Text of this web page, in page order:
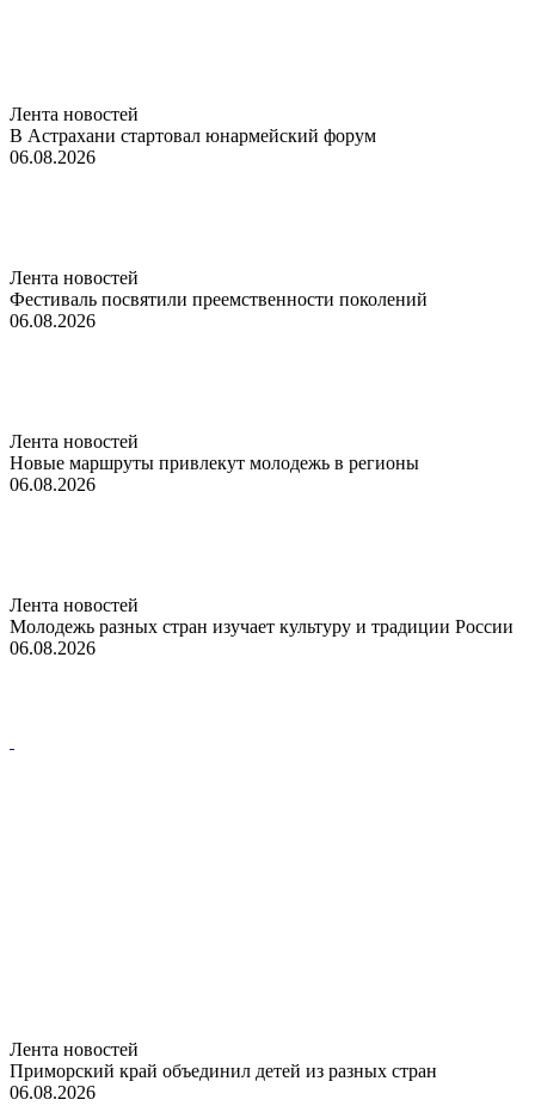
Лента новостей
В Астрахани стартовал юнармейский форум
06.08.2026
Лента новостей
Фестиваль посвятили преемственности поколений
06.08.2026
Лента новостей
Новые маршруты привлекут молодежь в регионы
06.08.2026
Лента новостей
Молодежь разных стран изучает культуру и традиции России
06.08.2026
Лента новостей
Приморский край объединил детей из разных стран
06.08.2026